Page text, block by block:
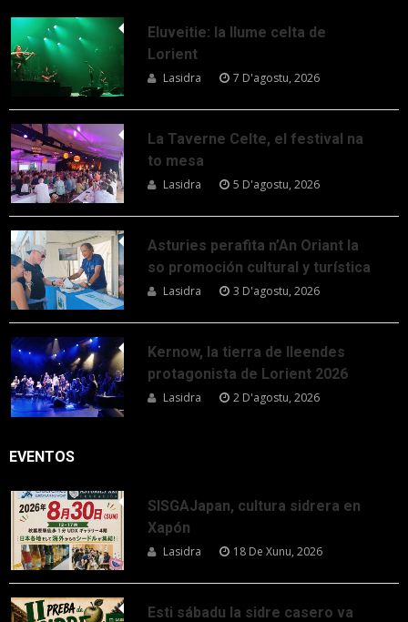
Eluveitie: la llume celta de
Lorient
Lasidra 7 D'agostu, 2026
La Taverne Celte, el festival na
to mesa
Lasidra 5 D'agostu, 2026
Asturies perafita n’An Oriant la
so promoción cultural y turística
Lasidra 3 D'agostu, 2026
Kernow, la tierra de lleendes
protagonista de Lorient 2026
Lasidra 2 D'agostu, 2026
EVENTOS
SISGAJapan, cultura sidrera en
Xapón
Lasidra 18 De Xunu, 2026
Esti sábadu la sidre casero va